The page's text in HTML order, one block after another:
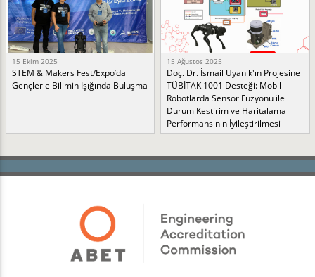
15 Ekim 2025
STEM & Makers Fest/Expo’da
Gençlerle Bilimin Işığında Buluşma
15 Ağustos 2025
Doç. Dr. İsmail Uyanık'ın Projesine
TÜBİTAK 1001 Desteği: Mobil
Robotlarda Sensör Füzyonu ile
Durum Kestirim ve Haritalama
Performansının İyileştirilmesi